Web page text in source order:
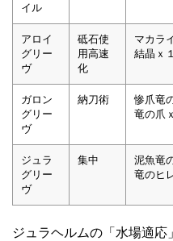
イル
アロイ
グリー
ヴ
砥石使
用高速
化
マカラ
結晶ｘ１
ガロン
グリー
ヴ
納刀術
惨爪竜
竜の爪
ジュラ
グリー
ヴ
集中
泥魚竜
竜のヒ
ジュラヘルムの「水場適